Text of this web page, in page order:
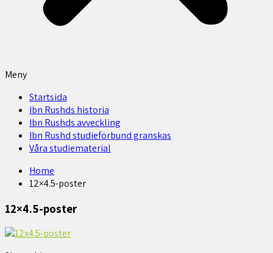
Meny
Startsida
Ibn Rushds historia
Ibn Rushds avveckling
Ibn Rushd studieförbund granskas​
Våra studiematerial
Home
12×4.5-poster
12×4.5-poster